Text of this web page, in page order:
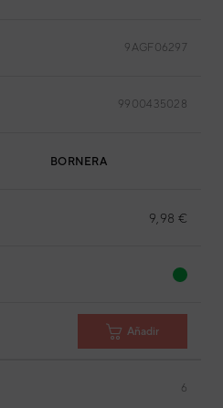
9AGF06297
9900435028
BORNERA
9,98 €
Añadir
6